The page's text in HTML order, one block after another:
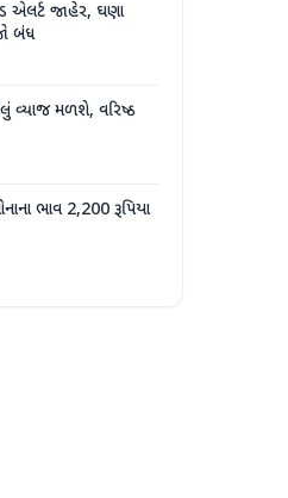
એલર્ટ જાહેર, ઘણા
બંધ
વ્યાજ મળશે, વરિષ્ઠ
ભાવ 2,200 રૂપિયા